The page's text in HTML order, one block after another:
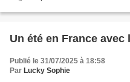
Un été en France avec
Publié le 31/07/2025 à 18:58
Par Lucky Sophie